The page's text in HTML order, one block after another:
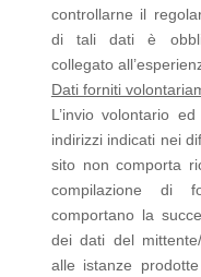
controllarne il
di tali dati è
collegato
Dati forniti
L’invio volontario
indirizzi indicati nei
sito non comporta
compilazione di
comportano la
dei dati del
alle istanze